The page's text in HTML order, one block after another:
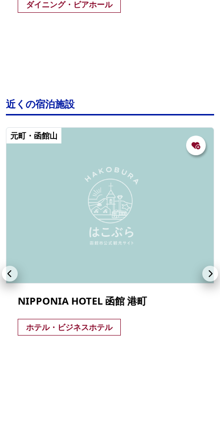
ダイニング・ビアホール
近くの宿泊施設
元町・函館山
NIPPONIA HOTEL 函館 港町
ホテル・ビジネスホテル